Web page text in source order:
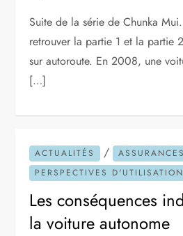
Suite de la série de Chunka
retrouver la partie 1 et la partie
sur autoroute. En 2008, une
[…]
ACTUALITÉS / ASSURANCES
PERSPECTIVES
Les conséquences
la voiture autonome